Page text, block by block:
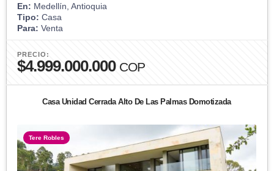
En: Medellín, Antioquia
Tipo: Casa
Para: Venta
PRECIO:
$4.999.000.000 COP
Casa Unidad Cerrada Alto De Las Palmas Domotizada
Tere Robles